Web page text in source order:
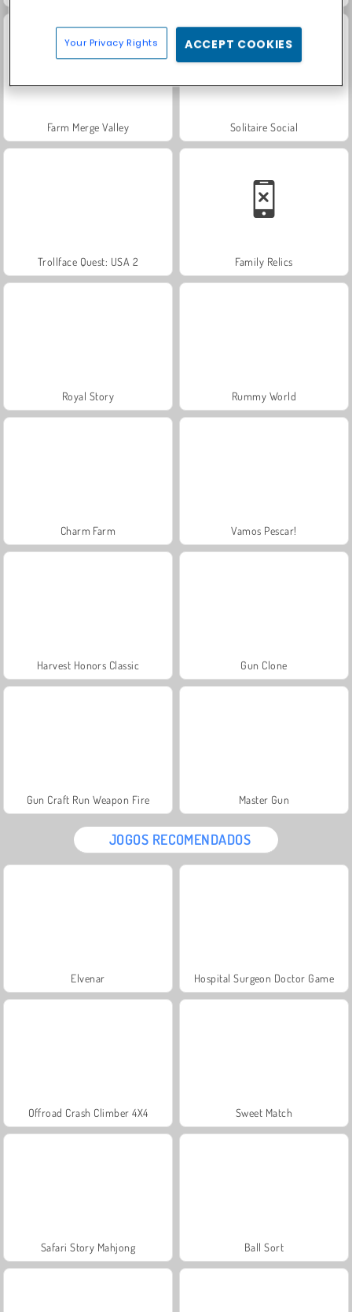
Farm Merge Valley Solitaire Social
Trollface Quest: USA 2 Family Relics
Royal Story Rummy World
Charm Farm Vamos Pescar!
Harvest Honors Classic Gun Clone
Gun Craft Run Weapon Fire Master Gun
JOGOS RECOMENDADOS
Elvenar Hospital Surgeon Doctor Game
Offroad Crash Climber 4X4 Sweet Match
Safari Story Mahjong Ball Sort
Your Privacy Rights ACCEPT COOKIES